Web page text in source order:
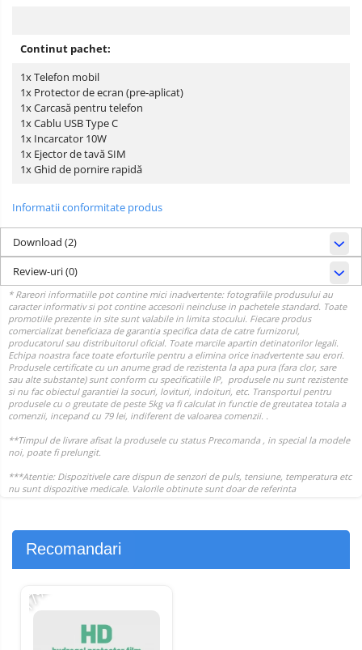
Continut pachet:
1x Telefon mobil
1x Protector de ecran (pre-aplicat)
1x Carcasă pentru telefon
1x Cablu USB Type C
1x Incarcator 10W
1x Ejector de tavă SIM
1x Ghid de pornire rapidă
Informatii conformitate produs
Download (2)
Review-uri(0)
Recomandari
-17%